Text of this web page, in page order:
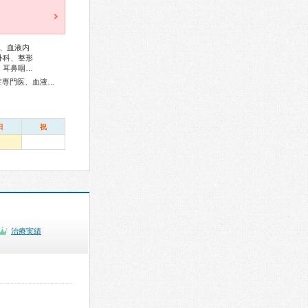
血液内
科、整形
耳鼻咽…
祝
治療実績